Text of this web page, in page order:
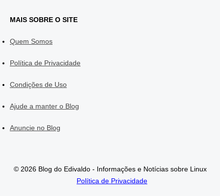
MAIS SOBRE O SITE
Quem Somos
Política de Privacidade
Condições de Uso
Ajude a manter o Blog
Anuncie no Blog
© 2026 Blog do Edivaldo - Informações e Notícias sobre Linux
Política de Privacidade